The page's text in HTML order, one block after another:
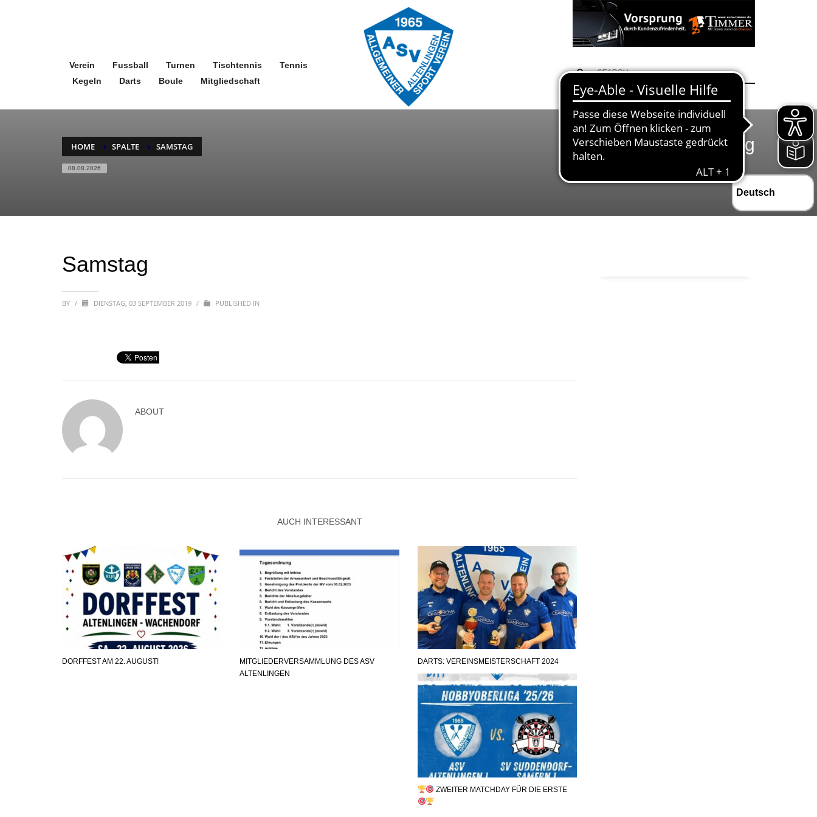
Verein Fussball Turnen Tischtennis
Tennis
Kegeln
Darts Boule Mitgliedschaft
HOME SPALTE SAMSTAG
08.08.2026
Samstag
Samstag
BY / DIENSTAG, 03 SEPTEMBER 2019 / PUBLISHED IN
ABOUT
AUCH INTERESSANT
DORFFEST AM 22. AUGUST!
MITGLIEDERVERSAMMLUNG DES ASV
ALTENLINGEN
DARTS: VEREINSMEISTERSCHAFT 2024
ZWEITER MATCHDAY FÜR DIE ERSTE